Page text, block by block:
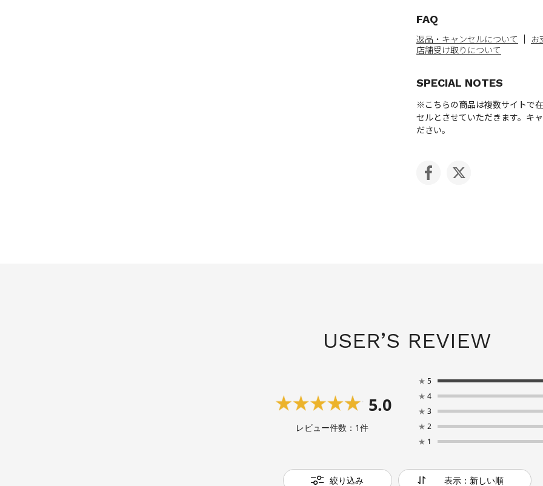
FAQ
返品・キャンセルについて お
店舗受け取りについて
SPECIAL NOTES
※こちらの商品は複数サイトで
セルとさせていただきます。キ
ださい。
USER’S REVIEW
5.0
レビュー件数： 1件
★ 5
★ 4
★ 3
★ 2
★ 1
絞り込み 表示：新しい順